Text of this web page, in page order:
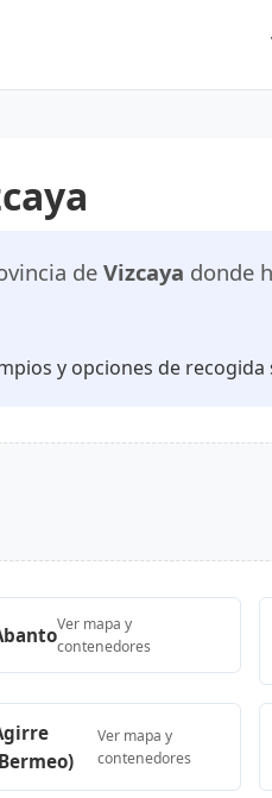
de Vizcaya donde
y opciones de recogida
Ver mapa y
contenedores
Ver mapa y
contenedores